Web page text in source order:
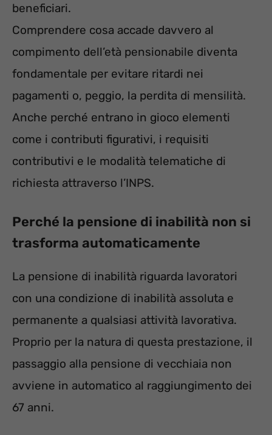
beneficiari.
Comprendere cosa accade davvero al
compimento dell’età pensionabile diventa
fondamentale per evitare ritardi nei
pagamenti o, peggio, la perdita di mensilità.
Anche perché entrano in gioco elementi
come i contributi figurativi, i requisiti
contributivi e le modalità telematiche di
richiesta attraverso l’INPS.
Perché la pensione di inabilità non si
trasforma automaticamente
La pensione di inabilità riguarda lavoratori
con una condizione di inabilità assoluta e
permanente a qualsiasi attività lavorativa.
Proprio per la natura di questa prestazione, il
passaggio alla pensione di vecchiaia non
avviene in automatico al raggiungimento dei
67 anni.